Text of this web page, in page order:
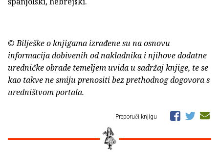
© Bilješke o knjigama izrađene su na osnovu
informacija dobivenih od nakladnika i njihove dodatne
uredničke obrade temeljem uvida u sadržaj knjige, te se
kao takve ne smiju prenositi bez prethodnog dogovora s
uredništvom portala.
Preporuči knjigu